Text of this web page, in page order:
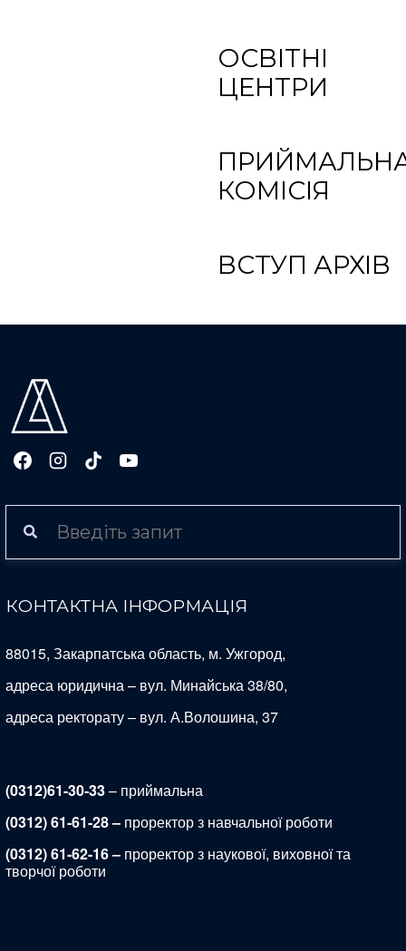
ОСВІТНІ
ЦЕНТРИ
КОМІСІЯ
ВСТУП АРХІВ
КОНТАКТНА ІНФОРМАЦІЯ
88015, Закарпатська область, м. Ужгород,
адреса юридична – вул. Минайська 38/80,
адреса ректорату – вул. А.Волошина, 37
(0312)61-30-33– приймальна
(0312) 61-61-28 – проректор з навчальної роботи
(0312) 61-62-16 – проректор з наукової, виховної та
творчої роботи